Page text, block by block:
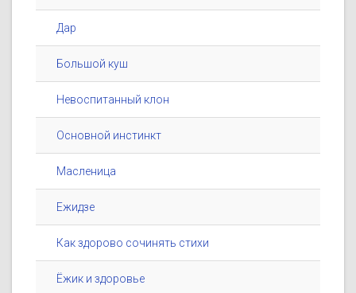
Дар
Большой куш
Невоспитанный клон
Основной инстинкт
Масленица
Ежидзе
Как здорово сочинять стихи
Ёжик и здоровье